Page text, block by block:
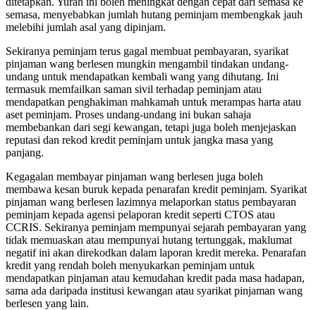
semasa, menyebabkan jumlah hutang peminjam membengkak jauh
melebihi jumlah asal yang dipinjam.
Sekiranya peminjam terus gagal membuat pembayaran, syarikat
pinjaman wang berlesen mungkin mengambil tindakan undang-
undang untuk mendapatkan kembali wang yang dihutang. Ini
termasuk memfailkan saman sivil terhadap peminjam atau
mendapatkan penghakiman mahkamah untuk merampas harta atau
aset peminjam. Proses undang-undang ini bukan sahaja
membebankan dari segi kewangan, tetapi juga boleh menjejaskan
reputasi dan rekod kredit peminjam untuk jangka masa yang
panjang.
Kegagalan membayar pinjaman wang berlesen juga boleh
membawa kesan buruk kepada penarafan kredit peminjam. Syarikat
pinjaman wang berlesen lazimnya melaporkan status pembayaran
peminjam kepada agensi pelaporan kredit seperti CTOS atau
CCRIS. Sekiranya peminjam mempunyai sejarah pembayaran yang
tidak memuaskan atau mempunyai hutang tertunggak, maklumat
negatif ini akan direkodkan dalam laporan kredit mereka. Penarafan
kredit yang rendah boleh menyukarkan peminjam untuk
mendapatkan pinjaman atau kemudahan kredit pada masa hadapan,
sama ada daripada institusi kewangan atau syarikat pinjaman wang
berlesen yang lain.